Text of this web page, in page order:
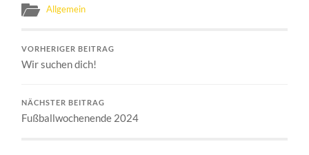
Allgemein
VORHERIGER BEITRAG
Wir suchen dich!
NÄCHSTER BEITRAG
Fußballwochenende 2024